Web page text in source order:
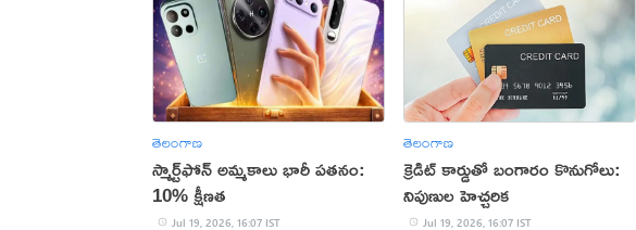
తెలంగాణ
స్మార్ట్‌ఫోన్ అమ్మకాలు భారీ పతనం:
10% క్షీణత
Jul 19, 2026, 16:07 IST
తెలంగాణ
క్రెడిట్ కార్డుతో బంగారం కొనుగోలు:
నిపుణుల హెచ్చరిక
Jul 19, 2026, 16:07 IST